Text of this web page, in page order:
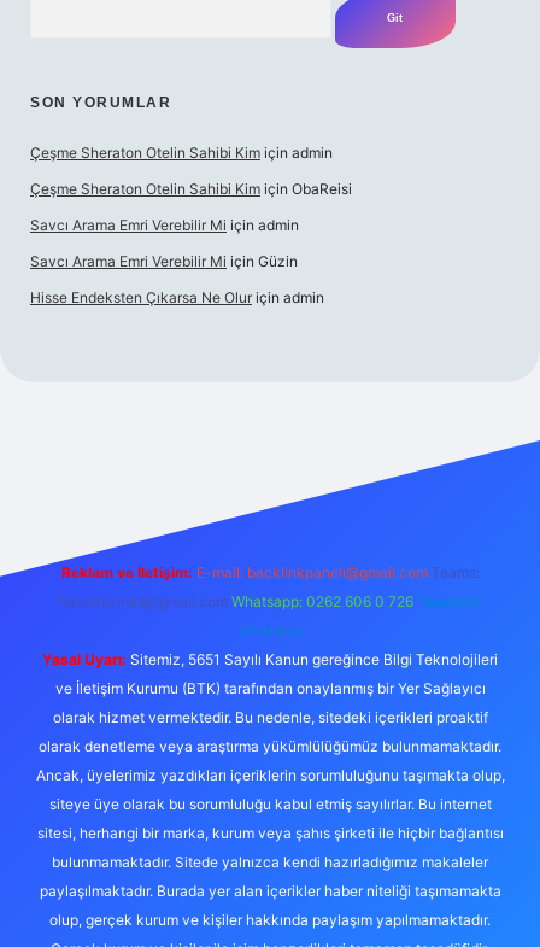
SON YORUMLAR
Çeşme Sheraton Otelin Sahibi Kim için admin
Çeşme Sheraton Otelin Sahibi Kim için ObaReisi
Savcı Arama Emri Verebilir Mi için admin
Savcı Arama Emri Verebilir Mi için Güzin
Hisse Endeksten Çıkarsa Ne Olur için admin
Reklam ve İletişim: E-mail: backlinkpaneli@gmail.com Teams:
forumhizmeti@gmail.com Whatsapp: 0262 606 0 726 Telegram:
@karabul
Yasal Uyarı: Sitemiz, 5651 Sayılı Kanun gereğince Bilgi Teknolojileri
ve İletişim Kurumu (BTK) tarafından onaylanmış bir Yer Sağlayıcı
olarak hizmet vermektedir. Bu nedenle, sitedeki içerikleri proaktif
olarak denetleme veya araştırma yükümlülüğümüz bulunmamaktadır.
Ancak, üyelerimiz yazdıkları içeriklerin sorumluluğunu taşımakta olup,
siteye üye olarak bu sorumluluğu kabul etmiş sayılırlar. Bu internet
sitesi, herhangi bir marka, kurum veya şahıs şirketi ile hiçbir bağlantısı
bulunmamaktadır. Sitede yalnızca kendi hazırladığımız makaleler
paylaşılmaktadır. Burada yer alan içerikler haber niteliği taşımamakta
olup, gerçek kurum ve kişiler hakkında paylaşım yapılmamaktadır.